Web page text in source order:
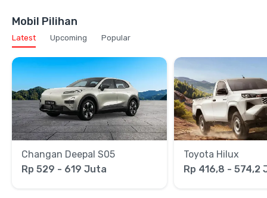
Mobil Pilihan
Latest Upcoming Popular
Changan Deepal S05
Rp 529 - 619 Juta
Toyota Hilux
Rp 416,8 - 574,2